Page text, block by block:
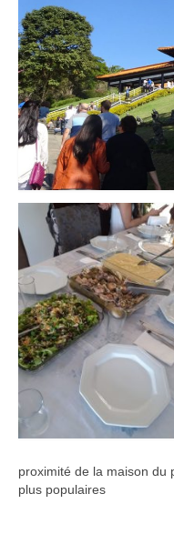
proximité de la maison du
plus populaires